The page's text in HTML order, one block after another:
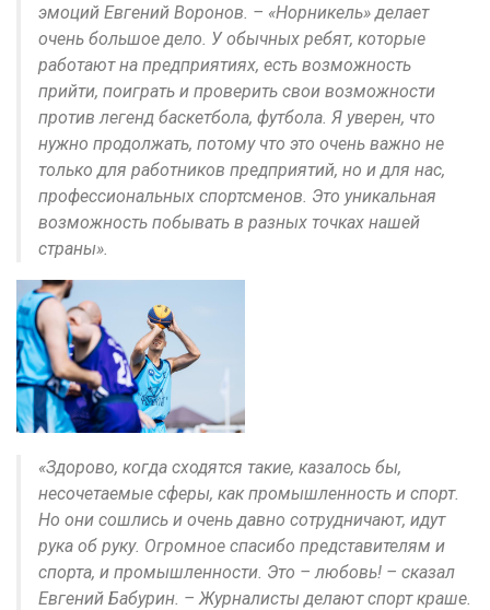
эмоций Евгений Воронов. – «Норникель» делает
очень большое дело. У обычных ребят, которые
работают на предприятиях, есть возможность
прийти, поиграть и проверить свои возможности
против легенд баскетбола, футбола. Я уверен, что
нужно продолжать, потому что это очень важно не
только для работников предприятий, но и для нас,
профессиональных спортсменов. Это уникальная
возможность побывать в разных точках нашей
страны».
«Здорово, когда сходятся такие, казалось бы,
несочетаемые сферы, как промышленность и спорт.
Но они сошлись и очень давно сотрудничают, идут
рука об руку. Огромное спасибо представителям и
спорта, и промышленности. Это – любовь! – сказал
Евгений Бабурин. – Журналисты делают спорт краше.